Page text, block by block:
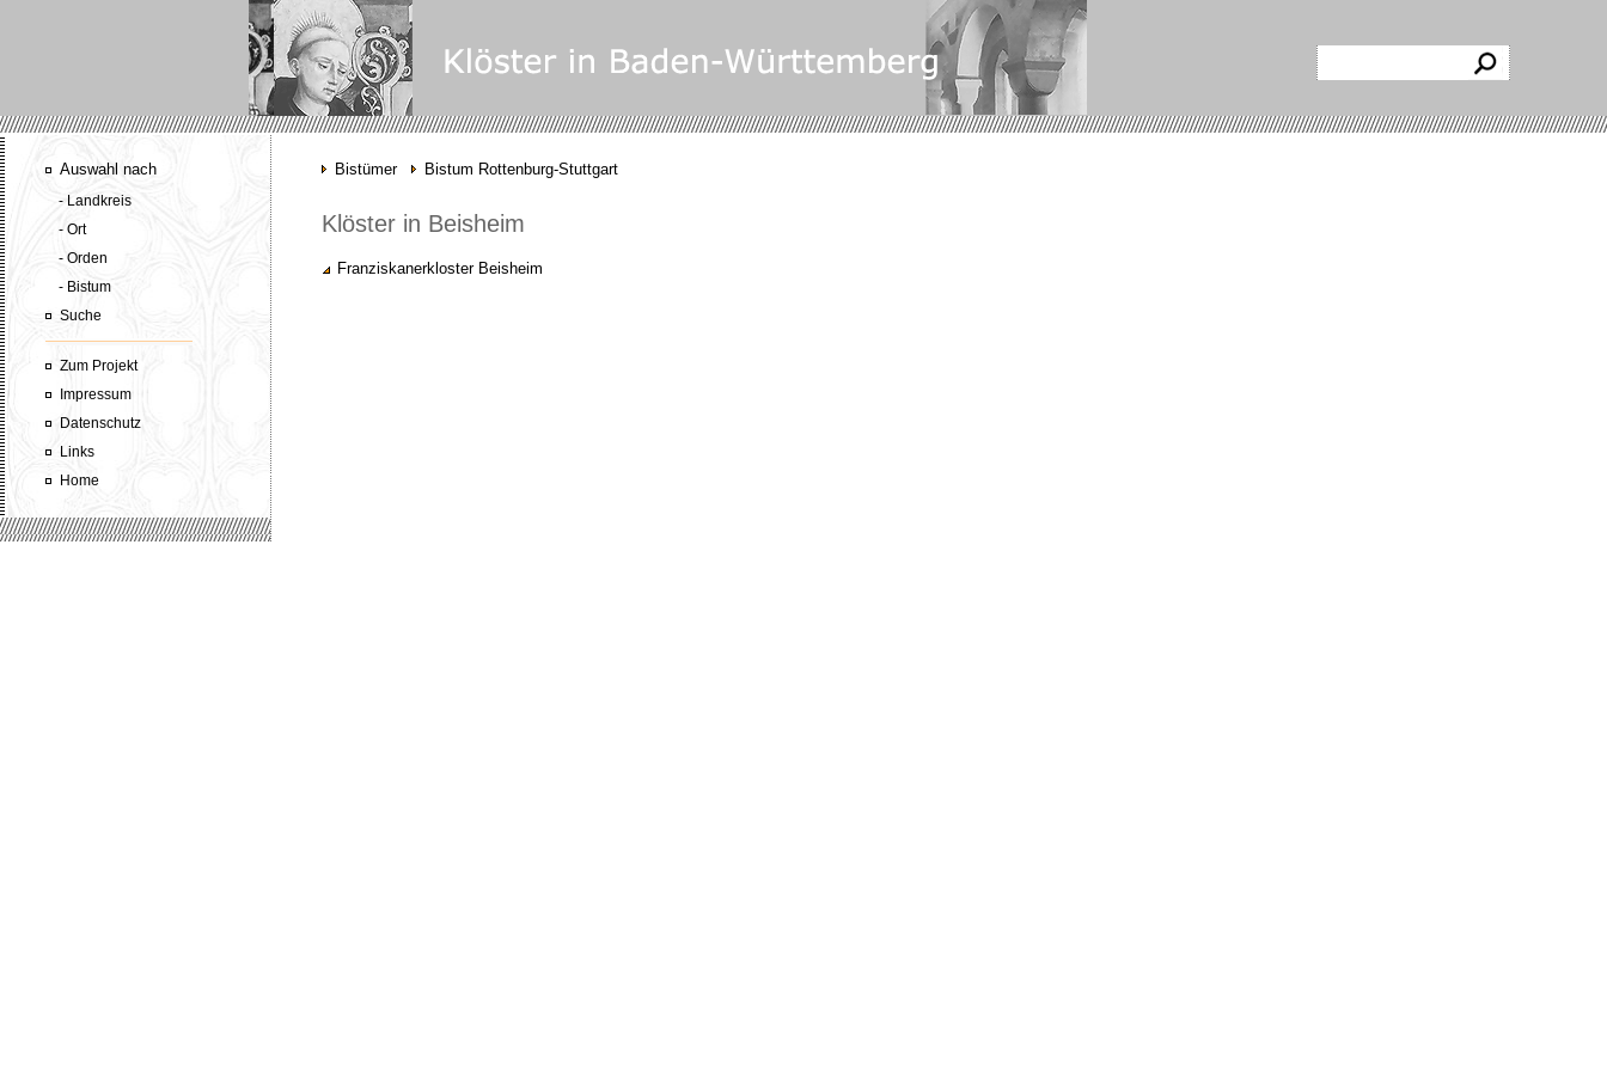
Auswahl nach
- Landkreis
- Ort
- Orden
- Bistum
Suche
Zum Projekt
Impressum
Datenschutz
Links
Home
Bistümer Bistum Rottenburg-Stuttgart
Klöster in Beisheim
Franziskanerkloster Beisheim